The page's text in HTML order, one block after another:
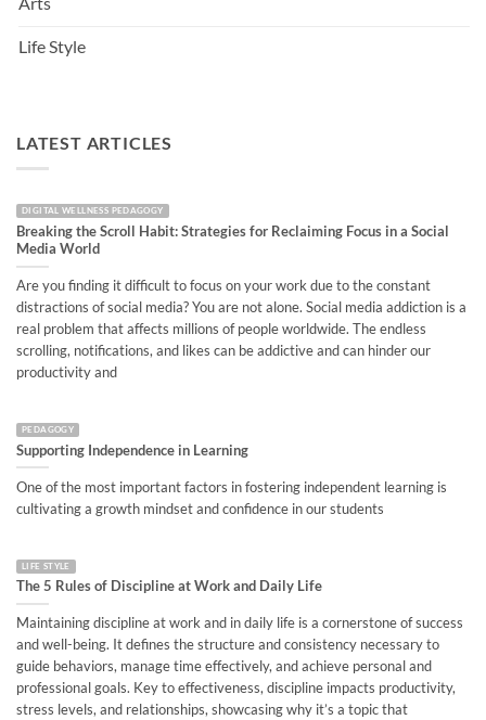
Life Style
LATEST ARTICLES
DIGITAL WELLNESS PEDAGOGY
Breaking the Scroll Habit: Strategies for Reclaiming Focus in a Social
Media World
Are you finding it difficult to focus on your work due to the constant
distractions of social media? You are not alone. Social media addiction is a
real problem that affects millions of people worldwide. The endless
scrolling, notifications, and likes can be addictive and can hinder our
productivity and
PEDAGOGY
Supporting Independence in Learning
One of the most important factors in fostering independent learning is
cultivating a growth mindset and confidence in our students
LIFE STYLE
The 5 Rules of Discipline at Work and Daily Life
Maintaining discipline at work and in daily life is a cornerstone of success
and well-being. It defines the structure and consistency necessary to
guide behaviors, manage time effectively, and achieve personal and
professional goals. Key to effectiveness, discipline impacts productivity,
stress levels, and relationships, showcasing why it’s a topic that